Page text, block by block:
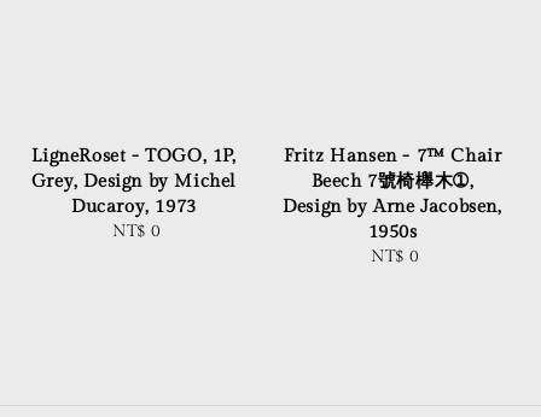
LigneRoset - TOGO, 1P,
Grey, Design by Michel
Ducaroy, 1973
Regular
NT$ 0
Fritz Hansen - 7™ Chair
Beech 7號椅櫸木➀,
Design by Arne Jacobsen,
1950s
Regular
NT$ 0